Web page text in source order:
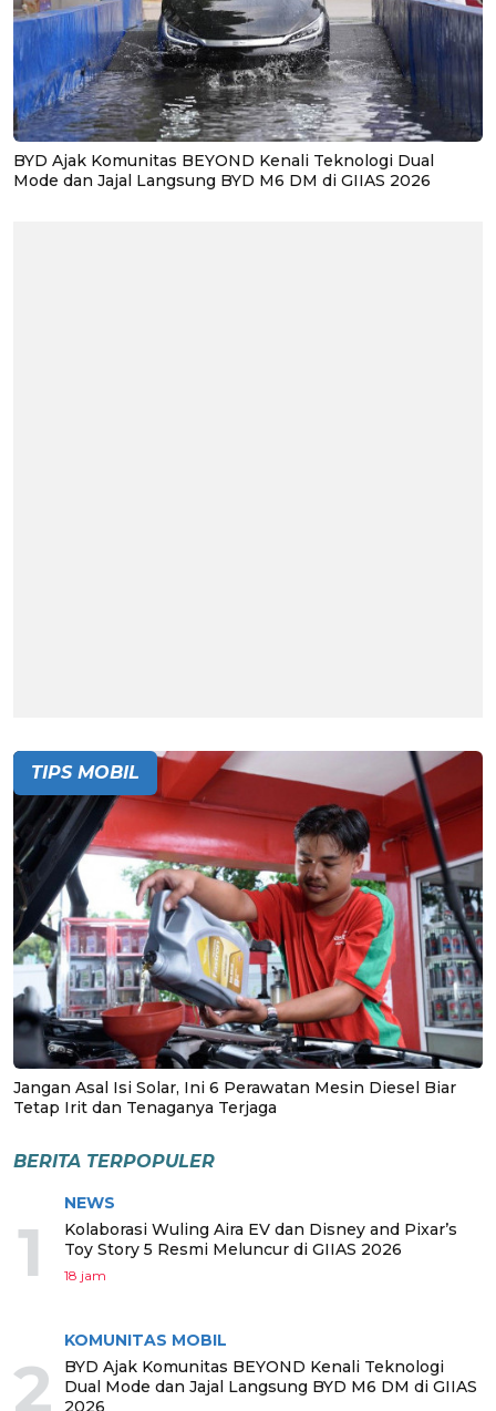
BYD Ajak Komunitas BEYOND Kenali Teknologi Dual
Mode dan Jajal Langsung BYD M6 DM di GIIAS 2026
TIPS MOBIL
Jangan Asal Isi Solar, Ini 6 Perawatan Mesin Diesel Biar
Tetap Irit dan Tenaganya Terjaga
BERITA TERPOPULER
1
NEWS
Kolaborasi Wuling Aira EV dan Disney and Pixar’s
Toy Story 5 Resmi Meluncur di GIIAS 2026
18 jam
2
KOMUNITAS MOBIL
BYD Ajak Komunitas BEYOND Kenali Teknologi
Dual Mode dan Jajal Langsung BYD M6 DM di GIIAS
2026